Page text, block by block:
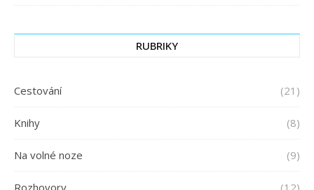
RUBRIKY
Cestování (21)
Knihy (8)
Na volné noze (9)
Rozhovory (12)